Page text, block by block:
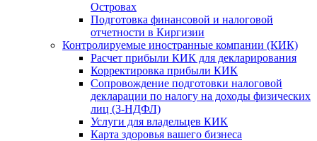
Островах
Подготовка финансовой и налоговой
отчетности в Киргизии
Контролируемые иностранные компании (КИК)
Расчет прибыли КИК для декларирования
Корректировка прибыли КИК
Сопровождение подготовки налоговой
декларации по налогу на доходы физических
лиц (3-НДФЛ)
Услуги для владельцев КИК
Карта здоровья вашего бизнеса